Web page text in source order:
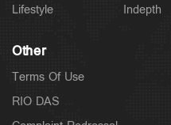
Lifestyle
Indepth
Other
Terms Of Use
RIO DAS